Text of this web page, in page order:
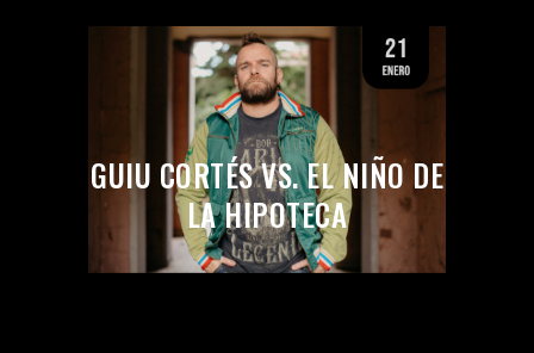
GUIU CORTÉS VS. EL NIÑO DE
LA HIPOTECA